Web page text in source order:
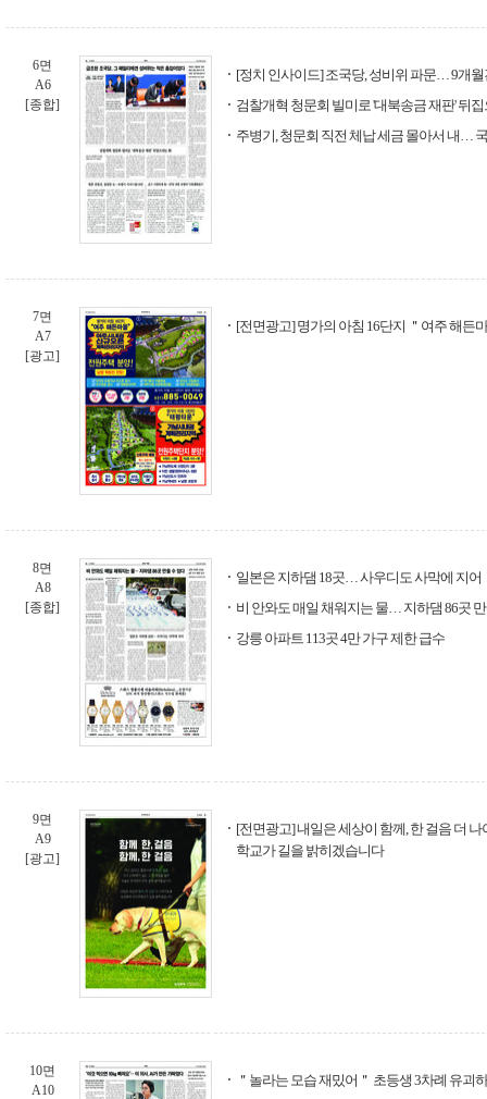
6면
A6
[종합]
[정치 인사이드] 조국당, 성비위 파문… 9개월
검찰개혁 청문회 빌미로 '대북송금 재판' 뒤
주병기, 청문회 직전 체납 세금 몰아서 내…
7면
A7
[광고]
[전면광고] 명가의 아침 16단지 ＂여주 해든
8면
A8
[종합]
일본은 지하댐 18곳… 사우디도 사막에 지어
비 안와도 매일 채워지는 물… 지하댐 86곳
강릉 아파트 113곳 4만 가구 제한 급수
9면
A9
[광고]
[전면광고] 내일은 세상이 함께, 한 걸음 더
학교가 길을 밝히겠습니다
10면
A10
＂놀라는 모습 재밌어＂ 초등생 3차례 유괴